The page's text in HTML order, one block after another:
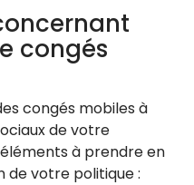
congés
congés mobiles à
de votre
à prendre en
votre politique :